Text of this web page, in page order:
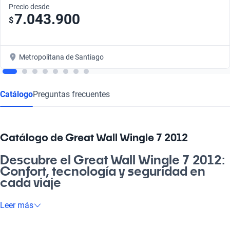
Precio desde
$7.043.900
Metropolitana de Santiago
CatálogoPreguntas frecuentes
Catálogo de Great Wall Wingle 7 2012
Descubre el Great Wall Wingle 7 2012:
Confort, tecnología y seguridad en
cada viaje
Si buscas un vehículo que combine funcionalidad y estilo, el
Leer más